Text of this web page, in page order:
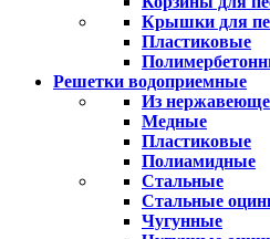
Крышки для
Пластиковые
Решетки водоприемные
Из
Медные
Пластиковые
Полиамидные
Стальные
Стальные
Чугунные